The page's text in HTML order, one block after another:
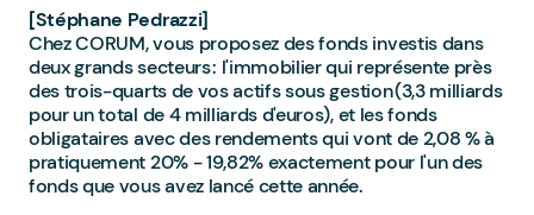
[Stéphane Pedrazzi]
Chez CORUM, vous proposez des fonds investis dans
deux grands secteurs : l'immobilier qui représente près
des trois-quarts de vos actifs sous gestion (3,3 milliards
pour un total de 4 milliards d'euros), et les fonds
obligataires avec des rendements qui vont de 2,08 % à
pratiquement 20% - 19,82% exactement pour l'un des
fonds que vous avez lancé cette année.